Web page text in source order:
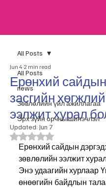
All Posts
news
​Зөвлөлийн үйл ажиллагаа
Эрх зүйн орчны шинэчлэл
All Posts
Ерөнхий
засгийн
ээлжит хурал
Jun 4 2 min read
Updated: Jun 7
Rated NaN out of 5 stars.
Ерөнхий сайдын
зөвлөлийн ээлжит
Энэ удаагийн хурлаар
өнөөгийн байдлын